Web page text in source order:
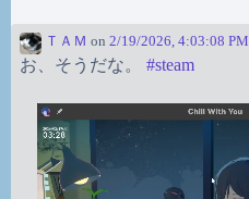
ＴＡＭ on 2/19/2026, 4:03:08 PM
お、そうだな。 #steam